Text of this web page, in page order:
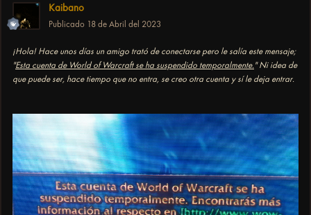
Kaibano
Publicado 18 de Abril del 2023
¡Hola! Hace unos días un amigo trató de conectarse pero le salía este mensaje;
"Esta cuenta de World of Warcraft se ha suspendido temporalmente. " Ni idea de
que puede ser, hace tiempo que no entra, se creo otra cuenta y sí le deja entrar.